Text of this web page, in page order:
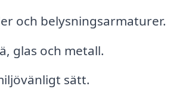
och belysningsarmaturer.
glas och metall.
sätt.